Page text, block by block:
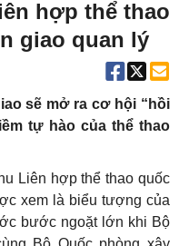
hợp thể thao
giao quan lý
sẽ mở ra cơ hội “hồi
tự hào của thể thao
Liên hợp thể thao quốc
xem là biểu tượng của
bước ngoặt lớn khi Bộ